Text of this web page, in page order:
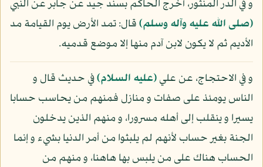
و في الدر المنثور، أخرج الحاكم بسند جيد عن جابر عن النبي
(صلى الله عليه وآله وسلم)قال: تمد الأرض يوم القيامة مد
الأديم ثم لا يكون لابن آدم منها إلا موضع قدميه.
و في الاحتجاج، عن علي(عليه السلام)في حديث قال و
الناس يومئذ على صفات و منازل فمنهم من يحاسب حسابا
يسيرا و ينقلب إلى أهله مسرورا، و منهم الذين يدخلون
الجنة بغير حساب لأنهم لم يلبثوا من أمر الدنيا بشيء و إنما
الحساب هناك على من يلبس بها هاهنا، و منهم من